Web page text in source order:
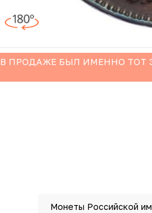
В ПРОДАЖЕ БЫЛ ИМЕННО ТОТ
Монеты Российской